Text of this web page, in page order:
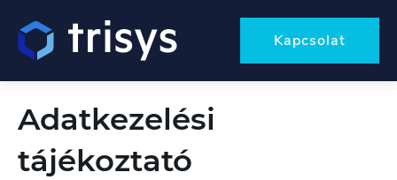
Kapcsolat
Adatkezelési
tájékoztató